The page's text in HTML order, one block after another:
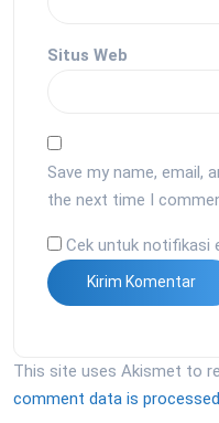
Situs Web
Save my name, email,
the next time I
Cek untuk notifikasi
This site uses Akismet to
comment data is processed